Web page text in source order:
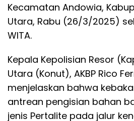
Kecamatan Andowia,
Utara, Rabu (26/3/2025)
WITA.
Kepala Kepolisian Resor
Utara (Konut), AKBP Rico
menjelaskan bahwa
antrean pengisian bahan
jenis Pertalite pada jalur